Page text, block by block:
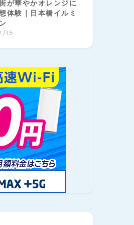
が華やかオレンジに
体験｜日本橋イルミ
15